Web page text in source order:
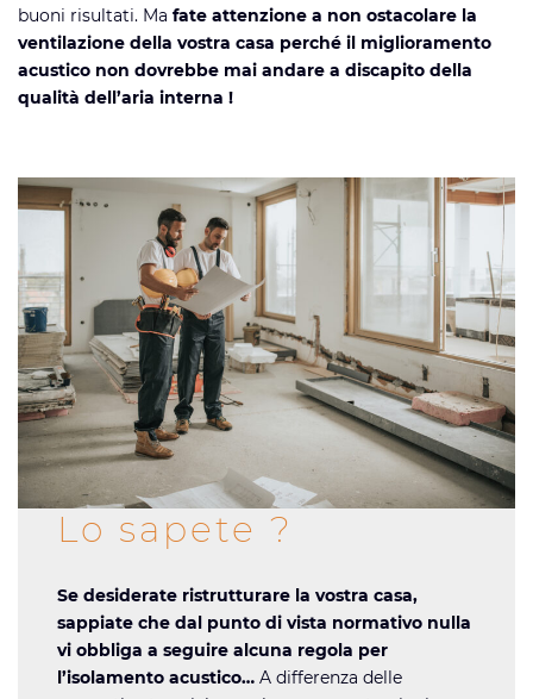
buoni risultati. Ma fate attenzione a non ostacolare la
ventilazione della vostra casa perché il miglioramento
acustico non dovrebbe mai andare a discapito della
qualità dell’aria interna !
Lo sapete ?
Se desiderate ristrutturare la vostra casa,
sappiate che dal punto di vista normativo nulla
vi obbliga a seguire alcuna regola per
l’isolamento acustico… A differenza delle